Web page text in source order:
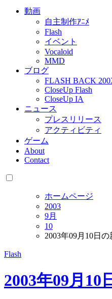
個人制作アニメを中心とした
動画
自主制作ｱﾆﾒ
Flash
イベント
Vocaloid
MMD
ブログ
FLASH BACK
CloseUp Flash
CloseUp IA
ニュース
プレスリリース
アクティビティ
ゲーム
About
Contact
ホームページ
2003
9月
10
2003年09月10日の
Flash
2003年09月10